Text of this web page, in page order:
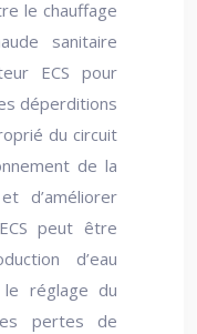
le chauffage
sanitaire
ECS pour
déperditions
du circuit
de la
d’améliorer
peut être
d’eau
le réglage du
pertes de